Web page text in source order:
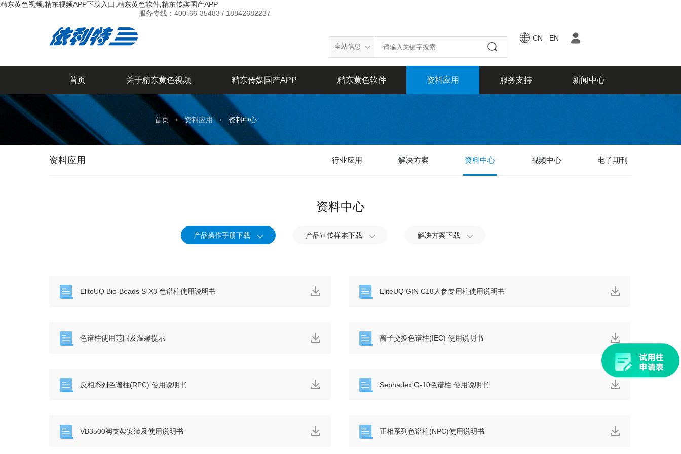
精东黄色视频,精东视频APP下载入口,精东黄色软件,精东传媒国产APP
CN EN
服务专线： 400-66-35483 / 18842682237
全站信息
首页 关于精东黄色视频 精东传媒国产APP 精东黄色软件 资料应用 服务支持 新闻中心
联系精东黄色视频
首页 > 资料应用 > 资料中心
资料应用 行业应用 解决方案 资料中心 视频中心 电子期刊
资料中心
产品操作手册下载 产品宣传样本下载 解决方案下载
EliteUQ Bio-Beads S-X3 色谱柱使用说明书 EliteUQ GIN C18人参专用柱使用说明书
色谱柱使用范围及温馨提示 离子交换色谱柱(IEC) 使用说明书
反相系列色谱柱(RPC) 使用说明书 Sephadex G-10色谱柱 使用说明书
VB3500阀支架安装及使用说明书 正相系列色谱柱(NPC)使用说明书